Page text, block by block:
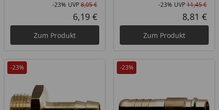
Rabatt in Prozent
-23%
Ursprünglicher Preis
UVP8,05 €
Aktueller Preis
6,19 €
Zum Produkt
-23% UVP11,45 €
8,81 €
Zum Produkt
-23% -23%